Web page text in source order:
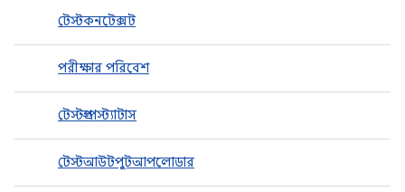
টেস্টকনটেক্সট
পরীক্ষার পরিবেশ
টেস্টগ্রুপস্ট্যাটাস
টেস্টআউটপুটআপলোডার